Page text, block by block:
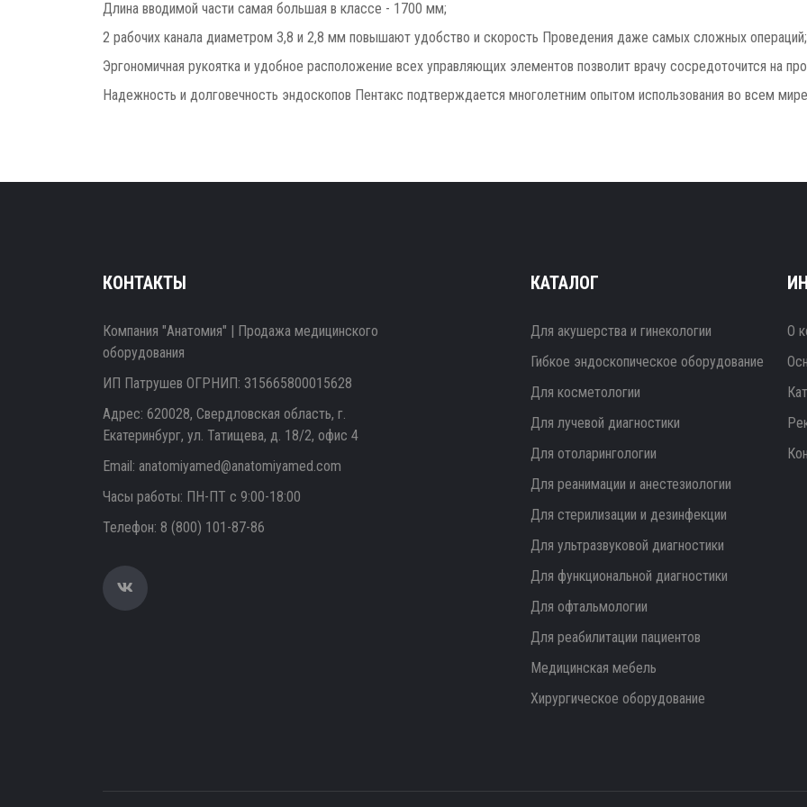
Длина вводимой части самая большая в классе - 1700 мм;
2 рабочих канала диаметром 3,8 и 2,8 мм повышают удобство и скорость Проведения даже самых сложных операций;
Эргономичная рукоятка и удобное расположение всех управляющих элементов позволит врачу сосредоточится на
Надежность и долговечность эндоскопов Пентакс подтверждается многолетним опытом использования во всем
КОНТАКТЫ
Компания "Анатомия" | Продажа медицинского
оборудования
ИП Патрушев ОГРНИП: 315665800015628
Адрес: 620028, Свердловская область, г.
Екатеринбург, ул. Татищева, д. 18/2, офис 4
Email: anatomiyamed@anatomiyamed.com
Часы работы: ПН-ПТ с 9:00-18:00
Телефон: 8 (800) 101-87-86
КАТАЛОГ
Для акушерства и гинекологии
Гибкое эндоскопическое оборудование
Для косметологии
Для лучевой диагностики
Для отоларингологии
Для реанимации и анестезиологии
Для стерилизации и дезинфекции
Для ультразвуковой диагностики
Для функциональной диагностики
Для офтальмологии
Для реабилитации пациентов
Медицинская мебель
Хирургическое оборудование
О